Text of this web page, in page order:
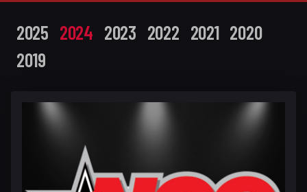
2025 2024 2023 2022 2021 2020
2019